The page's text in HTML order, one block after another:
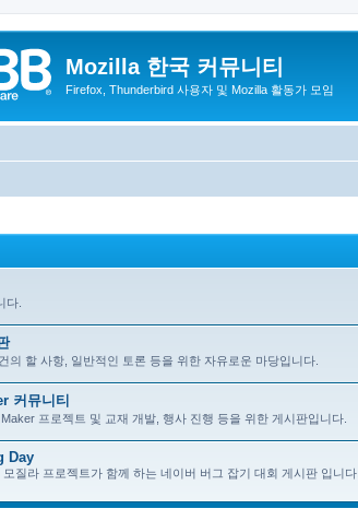
Mozilla 한국 커뮤니티
Firefox, Thunderbird 사용자 및 Mozilla 활동가 모임
다.
의 할 사항, 일반적인 토론 등을 위한 자유로운 마당입니다.
커뮤니티
프로젝트 및 교재 개발, 행사 진행 등을 위한 게시판입니다.
Day
모질라 프로젝트가 함께 하는 네이버 버그 잡기 대회 게시판 입니다.